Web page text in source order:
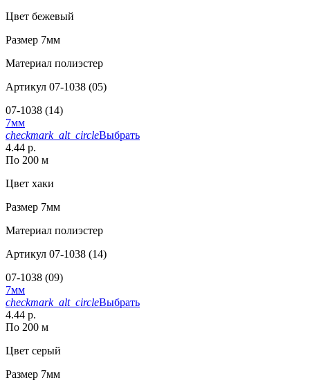
Цвет бежевый
Размер 7мм
Материал полиэстер
Артикул 07-1038 (05)
07-1038 (14)
7мм
checkmark_alt_circleВыбрать
4.44 р.
По 200 м
Цвет хаки
Размер 7мм
Материал полиэстер
Артикул 07-1038 (14)
07-1038 (09)
7мм
checkmark_alt_circleВыбрать
4.44 р.
По 200 м
Цвет серый
Размер 7мм